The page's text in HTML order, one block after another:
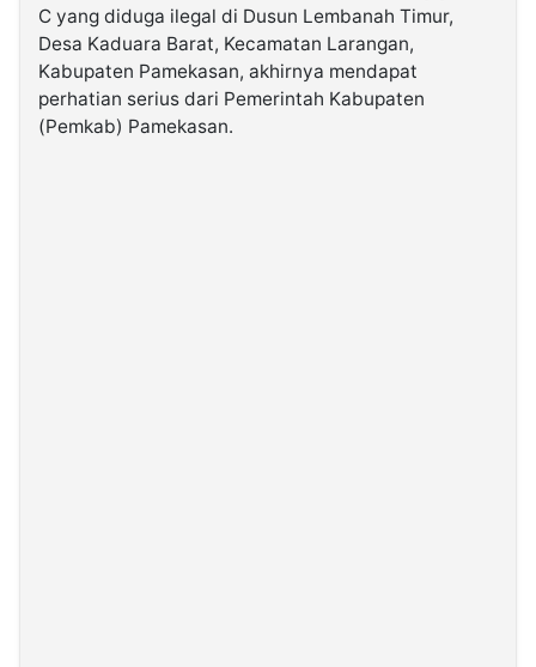
Kabarbaru.co
2026
C yang diduga ilegal di Dusun Lembanah Timur,
Desa Kaduara Barat, Kecamatan Larangan,
Kabupaten Pamekasan, akhirnya mendapat
perhatian serius dari Pemerintah Kabupaten
(Pemkab) Pamekasan.